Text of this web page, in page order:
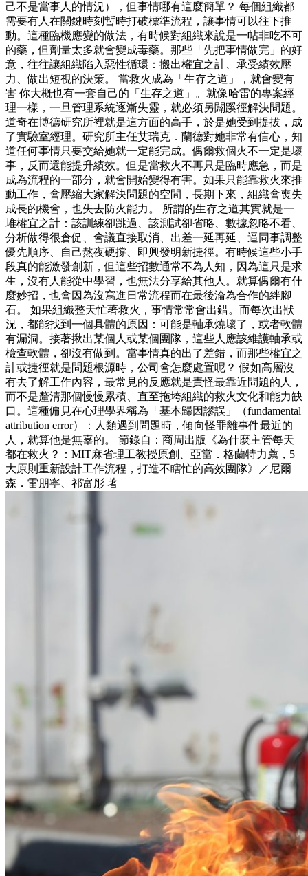
己不是當事人的情況），但事情哪有這麼簡單？ 每個組織都
需要有人在關鍵時刻暫時打破標準流程，讓事情可以往下推
動。這種臨機應變的做法，有時候對組織來說是一帖非吃不可
的藥，但劑量太多就會變成毒藥。那些「先把事情做完」的好
意，往往讓組織陷入惡性循環：搬出權宜之計、承受績效壓
力、做出短視的決策。 當救火成為「生存之道」，就會變有
害 你大概也有一套自己的「生存之道」。就像哈雷的專案經
理一樣，一旦管理系統逐漸失靈，就必須另闢蹊徑解決問題。
道奇在博德研究所裡就是這方面的高手，於是她受到提拔，成
了實驗室經理。研究所主任艾瑞克．蘭德對她非常有信心，知
道任何事情只要交給她就一定能完成。偶爾救個火不一定是壞
事，反而還能提升績效。但是當救火不再只是臨時應急，而是
成為流程的一部分，就會開始變得有害。如果只能靠救火來推
動工作，會壓縮大家解決問題的空間，長期下來，組織會喪失
成長的機會，也失去防火能力。 所謂的生存之道其實就是一
堆權宜之計：該訓練卻跳過、該測試卻省略、數據忽略不看、
分析做得很倉促、會議直接取消、出差一延再延、逼同事調整
優先順序、自己熬夜硬撐、即興發明新捷徑。有時候這些小手
段真的能激發創新，但這些招數通常不為人知，因為這只是求
生，沒有人能從中學習，也無法分享給其他人。就算偶爾有什
麼妙招，也會因為沒寫進日常流程而在最後淪為合作的絆腳
石。 如果組織整天忙著救火，事情常常會出錯。而每次出狀
況，都能找到一個具體的原因：可能是軸承燒壞了，或者軟體
有漏洞。接著揪出某個人或某個團隊，這些人應該維護軸承或
檢查軟體，卻沒有做到。當事情真的出了差錯，而那些權宜之
計或捷徑就是問題根源時，公司會怎麼處置呢？ 假如高層沒
有去了解工作內容，最常見的反應就是責怪最靠近問題的人，
而不是釐清那個慢慢累積、直至拖垮組織的救火文化和能力缺
口。這種偏見在心理學界稱為「基本歸因謬誤」（fundamental
attribution error）：人類遇到問題時，傾向怪罪離事件最近的
人，就算他是無辜的。 節錄自：商周出版《為什麼主管每天
都在救火？：MIT麻省理工教授原創、亞當．格蘭特力薦，5
大原則重新設計工作流程，打造不瞎忙的高效團隊》／尼爾
森．雷朋寧、祁富彤 著